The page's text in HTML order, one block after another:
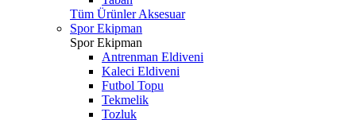
Tüm Ürünler Aksesuar
Spor Ekipman
Spor Ekipman
Antrenman Eldiveni
Kaleci Eldiveni
Futbol Topu
Tekmelik
Tozluk